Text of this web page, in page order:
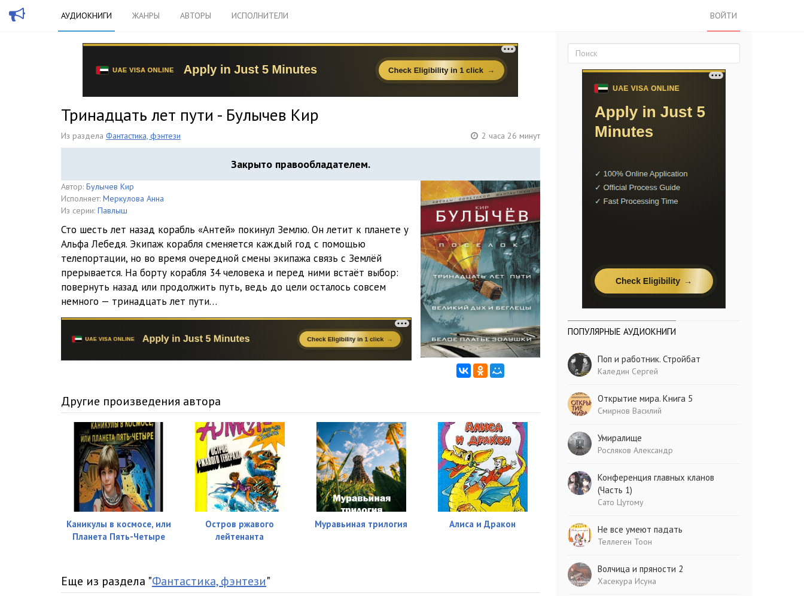
АУДИОКНИГИ ЖАНРЫ АВТОРЫ ИСПОЛНИТЕЛИ ВОЙТИ
Тринадцать лет пути - Булычев Кир
Из раздела Фантастика, фэнтези 2 часа 26 минут
Закрыто правообладателем.
Автор: Булычев Кир
Исполняет: Меркулова Анна
Из серии: Павлыш
Сто шесть лет назад корабль «Антей» покинул Землю. Он летит к планете у
Альфа Лебедя. Экипаж корабля сменяется каждый год с помощью
телепортации, но во время очередной смены экипажа связь с Землёй
прерывается. На борту корабля 34 человека и перед ними встаёт выбор:
повернуть назад или продолжить путь, ведь до цели осталось совсем
немного — тринадцать лет пути…
Другие произведения автора
Каникулы в космосе, или
Планета Пять-Четыре
Остров ржавого
лейтенанта
Муравьиная трилогия Алиса и Дракон
Еще из раздела "Фантастика, фэнтези"
ПОПУЛЯРНЫЕ АУДИОКНИГИ
Поп и работник. Стройбат
Каледин Сергей
Открытие мира. Книга 5
Смирнов Василий
Умиралище
Росляков Александр
Конференция главных кланов
(Часть 1)
Сато Цутому
Не все умеют падать
Теллеген Тоон
Волчица и пряности 2
Хасекура Исуна